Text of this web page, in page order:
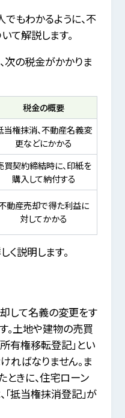
もわかるように、不
て解説します。
次の税金がかかりま
税金の概要
当権抹消、不動産名義変
更などにかかる
買契約締結時に、印紙を
購入して納付する
動産売却で得た利益に
対してかかる
説明します。
して名義の変更をす
。土地や建物の売買
有権移転登記」とい
ればなりません。ま
ときに、住宅ローン
抵当権抹消登記」が